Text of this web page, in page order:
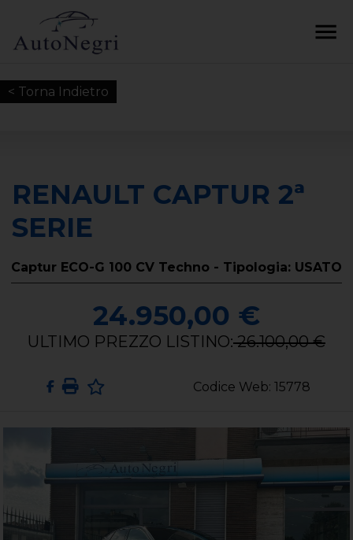
< Torna Indietro
Codice Web: 15778
RENAULT CAPTUR 2ª
SERIE
Captur ECO-G 100 CV Techno - Tipologia: USATO
24.950,00 €
ULTIMO PREZZO LISTINO:26.100,00 €